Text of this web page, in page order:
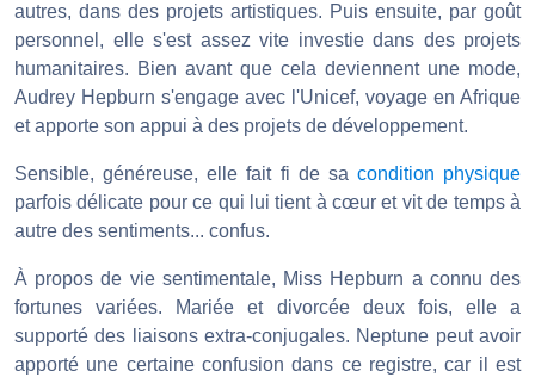
autres, dans des projets artistiques. Puis ensuite, par goût
personnel, elle s'est assez vite investie dans des projets
humanitaires. Bien avant que cela deviennent une mode,
Audrey Hepburn s'engage avec l'Unicef, voyage en Afrique
et apporte son appui à des projets de développement.
Sensible, généreuse, elle fait fi de sa condition physique
parfois délicate pour ce qui lui tient à cœur et vit de temps à
autre des sentiments... confus.
À propos de vie sentimentale, Miss Hepburn a connu des
fortunes variées. Mariée et divorcée deux fois, elle a
supporté des liaisons extra-conjugales. Neptune peut avoir
apporté une certaine confusion dans ce registre, car il est